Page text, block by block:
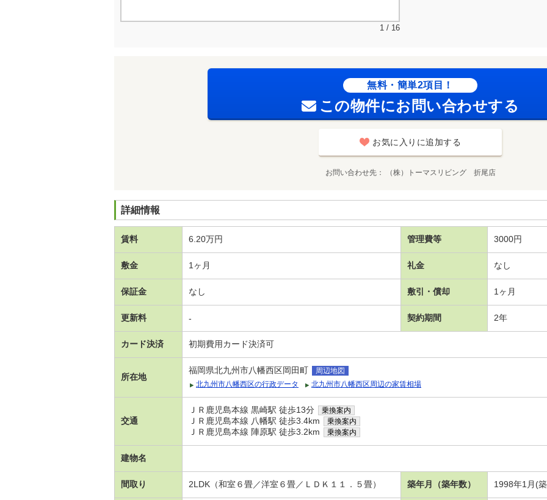
1 / 16
無料・簡単2項目！
この物件にお問い合わせする
お気に入りに追加する
お問い合わせ先 （株）トーマスリビング 折尾店
詳細情報
賃料 6.20万円 管理費等 3000円
敷金 1ヶ月 礼金 なし
保証金 なし 敷引・償却 1ヶ月
更新料 - 契約期間 2年
カード決済 初期費用カード決済可
所在地
福岡県北九州市八幡西区岡田町
周辺地図
北九州市八幡西区の行政データ
北九州市八幡西区周辺の家賃相場
交通
ＪＲ鹿児島本線 黒崎駅 徒歩13分 乗換案内
ＪＲ鹿児島本線 八幡駅 徒歩3.4km 乗換案内
ＪＲ鹿児島本線 陣原駅 徒歩3.2km 乗換案内
建物名
間取り 2LDK（和室６畳／洋室６畳／ＬＤＫ１１．５畳） 築年月（築年数） 1998年1月(